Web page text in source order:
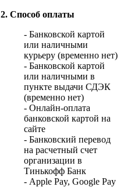
2. Способ оплаты
- Банковской картой
или наличными
курьеру (временно нет)
- Банковской картой
или наличными в
пункте выдачи СДЭК
(временно нет)
- Онлайн-оплата
банковской картой на
сайте
- Банковский перевод
на расчетный счет
организации в
Тинькофф Банк
- Apple Pay, Google Pay